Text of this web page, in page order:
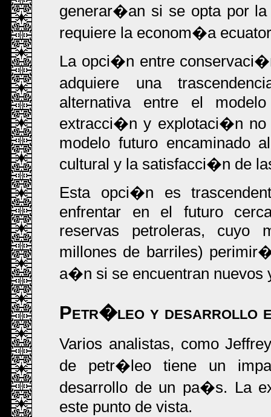
generar�an si se opta por
requiere la econom�a
La opci�n entre
adquiere una
alternativa entre el
extracci�n y explotaci�n no
modelo futuro encaminado
cultural y la satisfacci�n de
Esta opci�n es
enfrentar en el futuro
reservas petroleras, cuyo
millones de barriles)
a�n si se encuentran
Petr�leo y desarrollo
Varios analistas, como
de petr�leo tiene un
desarrollo de un pa�s. La
este punto de vista.